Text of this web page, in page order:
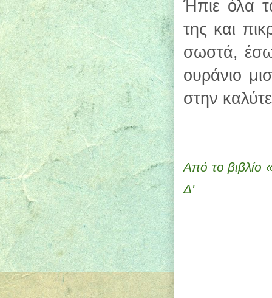
Ήπιε όλα
της και
σωστά,
ουράνιο
στην
Από το βιβλίο
Δ'